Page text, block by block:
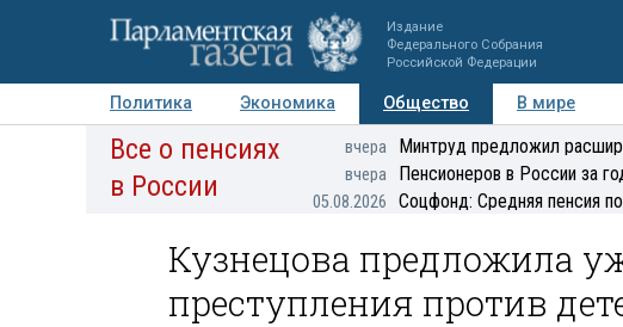
Издание
Федерального Собрания
Российской Федерации
Политика Экономика Общество В мире
Авторы Персоны Мнения Регионы
Все о пенсиях
в России
вчера Минтруд предложил
вчера Пенсионеров в России за
05.08.2026 Соцфонд: Средняя пенсия
Кузнецова предложила
преступления против